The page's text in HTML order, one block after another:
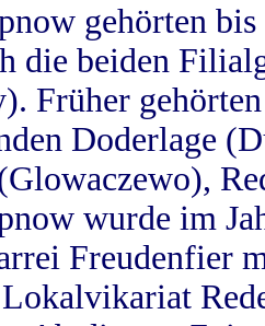
gehörten
die beiden
Früher
Doderlage
wurde im
Freudenfier